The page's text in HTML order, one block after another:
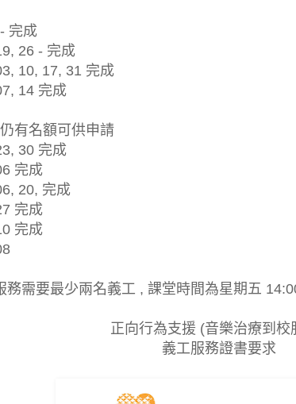
- 完成
26 - 完成
10, 17, 31 完成
14 完成
有名額可供申請
30 完成
完成
20, 完成
完成
完成
務需要最少兩名義工 , 課堂時間為星期五
正向行為支援 (音樂治療到校
義工服務證書要求